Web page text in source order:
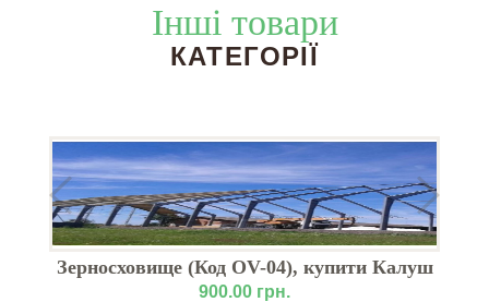
Інші товари
КАТЕГОРІЇ
Зерносховище (Код OV-04), купити Калуш
900.00 грн.